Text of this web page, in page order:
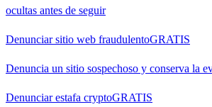
ocultas antes de seguir
Denunciar sitio web fraudulentoGRATIS
Denuncia un sitio sospechoso y conserva la
Denunciar estafa cryptoGRATIS